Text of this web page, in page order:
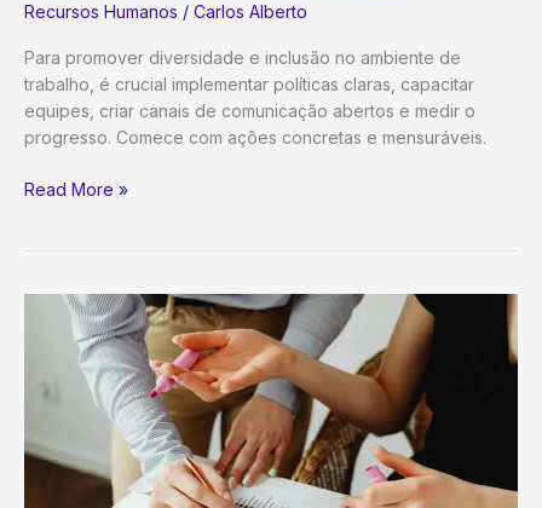
Recursos Humanos / Carlos Alberto
Para promover diversidade e inclusão no ambiente de
trabalho, é crucial implementar políticas claras, capacitar
equipes, criar canais de comunicação abertos e medir o
progresso. Comece com ações concretas e mensuráveis.
Diversidade
Trabalho:
Essencial
Empresas
Sucesso
Read More »